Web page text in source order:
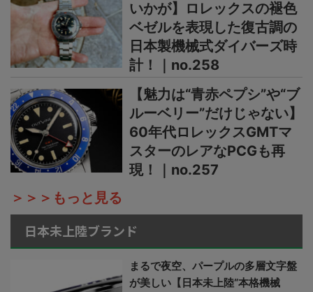
いかが】ロレックスの褪色
ベゼルを表現した復古調の
日本製機械式ダイバーズ時
計！｜no.258
【魅力は“青赤ペプシ”や“ブ
ルーベリー”だけじゃない】
60年代ロレックスGMTマ
スターのレアなPCGも再
現！｜no.257
＞＞＞もっと見る
日本未上陸ブランド
まるで夜空、パープルの多層文字盤
が美しい【日本未上陸“本格機械